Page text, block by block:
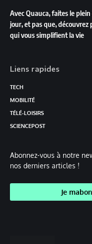
Avec Quauca, faites le
jour, et pas que,
qui vous simplifient la vie
Liens rapides
TECH
MOBILITÉ
TÉLÉ-LOISIRS
SCIENCEPOST
Abonnez-vous à notre
nos derniers articles !
Je